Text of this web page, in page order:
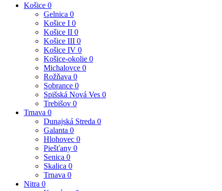
Košice 0
Gelnica 0
Košice I 0
Košice II 0
Košice III 0
Košice IV 0
Košice-okolie 0
Michalovce 0
Rožňava 0
Sobrance 0
Spišská Nová Ves 0
Trebišov 0
Trnava 0
Dunajská Streda 0
Galanta 0
Hlohovec 0
Piešťany 0
Senica 0
Skalica 0
Trnava 0
Nitra 0